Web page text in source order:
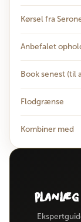
Kørsel fra
Anbefalet
Book senest (til
Flodgrænse
Kombiner med